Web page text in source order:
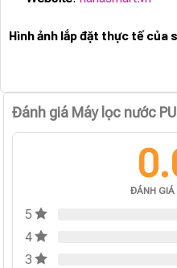
Hình ảnh lắp đặt thực tế của
Đánh giá Máy lọc nước
ĐÁNH GIÁ
5
4
3